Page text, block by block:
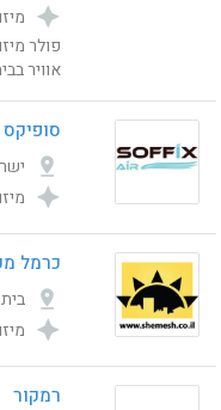
פולר
אוויר
סופיקס
כרמל
רמקור